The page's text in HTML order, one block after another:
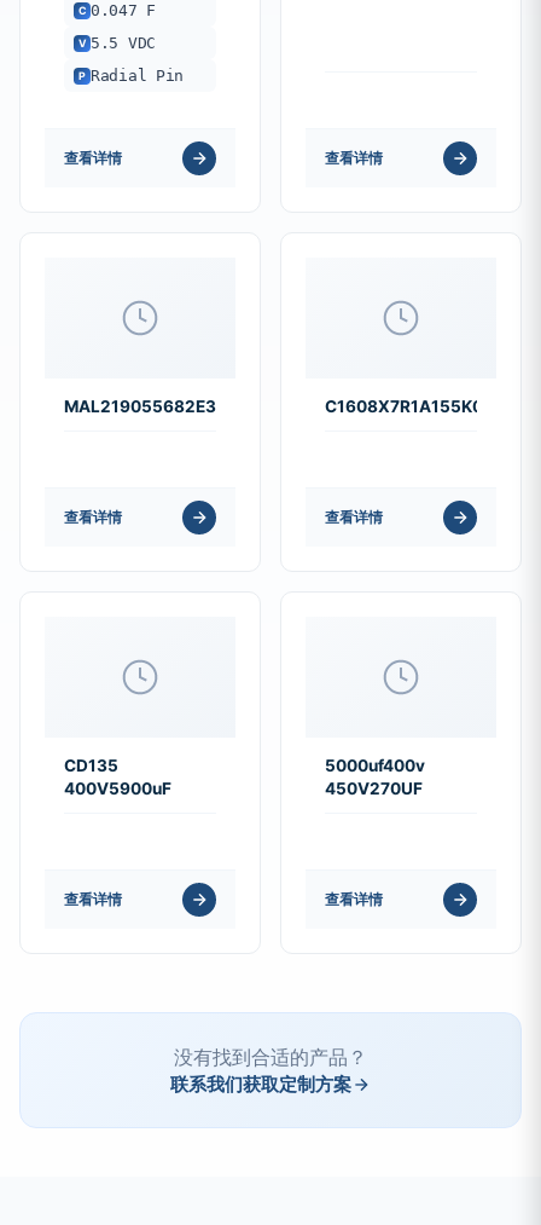
C 0.047 F
V 5.5 VDC
P Radial Pin
查看详情 查看详情
MAL219055682E3
查看详情
C1608X7R1A155K080AC
查看详情
CD135
400V5900uF
查看详情
5000uf400v
450V270UF
查看详情
没有找到合适的产品？
联系我们获取定制方案